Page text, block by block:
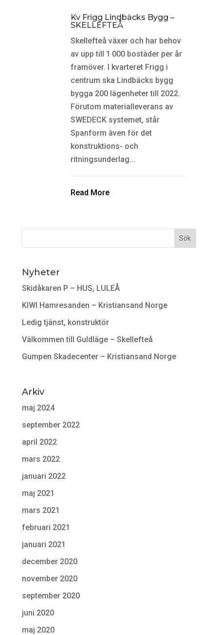
Kv Frigg Lindbäcks Bygg –
SKELLEFTEÅ
Skellefteå växer och har behov
av upp till 1 000 bostäder per år
framöver. I kvarteret Frigg i
centrum ska Lindbäcks bygg
bygga 200 lägenheter till 2022.
Förutom materialleverans av
SWEDECK systemet, står
Spanform även för det
konstruktions- och
ritningsunderlag...
Read More
Nyheter
Skidåkaren P – HUS, LULEÅ
KIWI Hamresanden – Kristiansand Norge
Ledig tjänst, konstruktör
Välkommen till Guldläge – Skellefteå
Gumpen Skadecenter – Kristiansand Norge
Arkiv
maj 2024
september 2022
april 2022
mars 2022
januari 2022
maj 2021
mars 2021
februari 2021
januari 2021
december 2020
november 2020
september 2020
juni 2020
maj 2020